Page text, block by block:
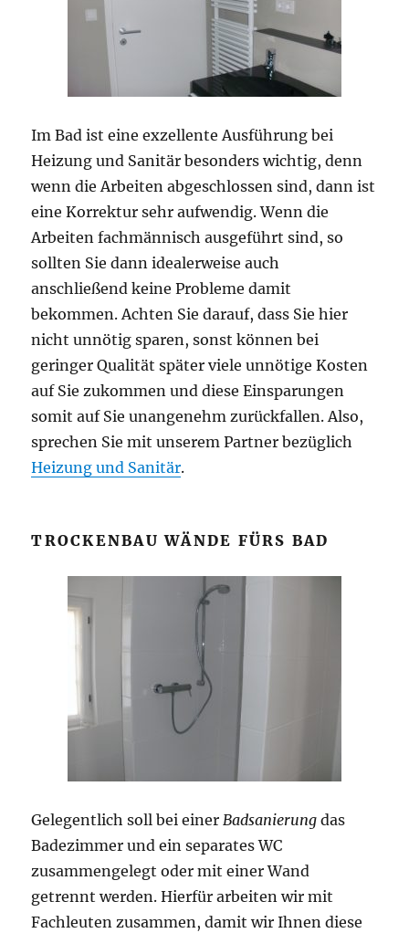
Im Bad ist eine exzellente Ausführung bei
Heizung und Sanitär besonders wichtig, denn
wenn die Arbeiten abgeschlossen sind, dann ist
eine Korrektur sehr aufwendig. Wenn die
Arbeiten fachmännisch ausgeführt sind, so
sollten Sie dann idealerweise auch
anschließend keine Probleme damit
bekommen. Achten Sie darauf, dass Sie hier
nicht unnötig sparen, sonst können bei
geringer Qualität später viele unnötige Kosten
auf Sie zukommen und diese Einsparungen
somit auf Sie unangenehm zurückfallen. Also,
sprechen Sie mit unserem Partner bezüglich
Heizung und Sanitär.
TROCKENBAU WÄNDE FÜRS BAD
Gelegentlich soll bei einerBadsanierung das
Badezimmer und ein separates WC
zusammengelegt oder mit einer Wand
getrennt werden. Hierfür arbeiten wir mit
Fachleuten zusammen, damit wir Ihnen diese